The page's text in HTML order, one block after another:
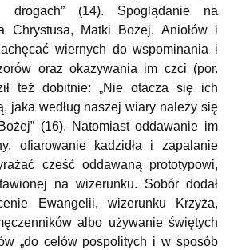
(14). Spoglądanie na
Chrystusa, Matki Bożej, Aniołów i
wiernych do wspominania i
oraz okazywania im czci (por.
też dobitnie: „Nie otacza się ich
jaka według naszej wiary należy się
(16). Natomiast oddawanie im
ofiarowanie kadzidła i zapalanie
cześć oddawaną prototypowi,
na wizerunku. Sobór dodał
Ewangelii, wizerunku Krzyża,
albo używanie świętych
„do celów pospolitych i w sposób